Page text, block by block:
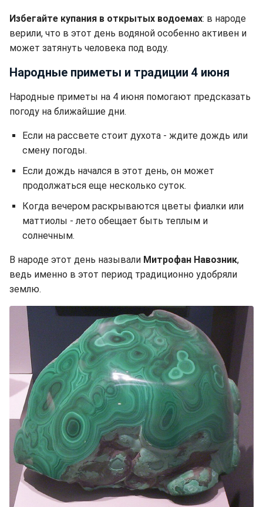
Избегайте купания в открытых водоемах: в народе
верили, что в этот день водяной особенно активен и
может затянуть человека под воду.
Народные приметы и традиции 4 июня
Народные приметы на 4 июня помогают предсказать
погоду на ближайшие дни.
Если на рассвете стоит духота - ждите дождь или
смену погоды.
Если дождь начался в этот день, он может
продолжаться еще несколько суток.
Когда вечером раскрываются цветы фиалки или
маттиолы - лето обещает быть теплым и
солнечным.
В народе этот день называли Митрофан Навозник,
ведь именно в этот период традиционно удобряли
землю.